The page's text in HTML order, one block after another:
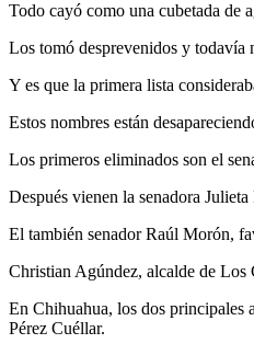
Todo cayó como una cubetada de
Los tomó desprevenidos y todavía
Y es que la primera lista
Estos nombres están
Los primeros eliminados son el
Después vienen la senadora
El también senador Raúl Morón,
Christian Agúndez, alcalde de Los
En Chihuahua, los dos principales
Pérez Cuéllar.